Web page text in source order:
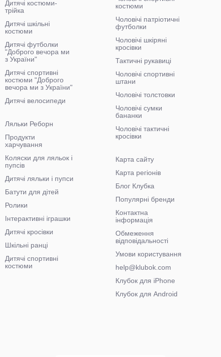
Дитячі костюми-
трійка
Дитячі шкільні
костюми
Дитячі футболки
"Доброго вечора ми
з України"
Дитячі спортивні
костюми "Доброго
вечора ми з України"
Дитячі велосипеди
костюми
Чоловічі патріотичні
футболки
Чоловічі шкіряні
кросівки
Тактичні рукавиці
Чоловічі спортивні
штани
Чоловічі толстовки
Чоловічі сумки
бананки
Чоловічі тактичні
кросівки
Ляльки Реборн
Продукти
харчування
Коляски для ляльок і
пупсів
Дитячі ляльки і пупси
Батути для дітей
Ролики
Інтерактивні іграшки
Дитячі кросівки
Шкільні ранці
Дитячі спортивні
костюми
Карта сайту
Карта регіонів
Блог Клубка
Популярні бренди
Контактна
інформація
Обмеження
відповідальності
Умови користування
help@klubok.com
Клубок для iPhone
Клубок для Android